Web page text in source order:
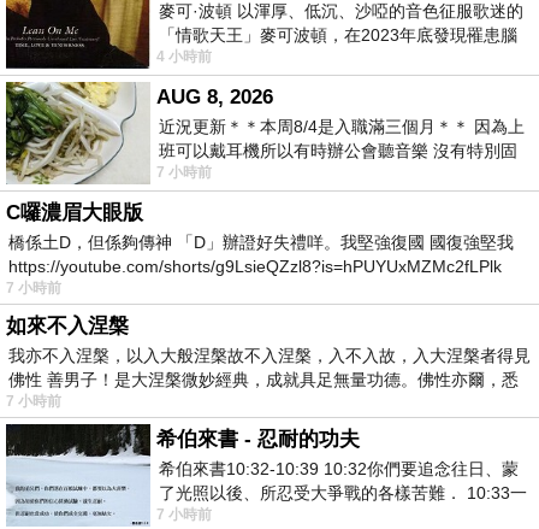
麥可·波頓 以渾厚、低沉、沙啞的音色征服歌迷的
「情歌天王」麥可波頓，在2023年底發現罹患腦
瘤「祈禱早日康復，一切都好」。
4 小時前
AUG 8, 2026
近況更新＊＊本周8/4是入職滿三個月＊＊ 因為上
班可以戴耳機所以有時辦公會聽音樂 沒有特別固
定哪天但就是一周某一天會固定聽'90
7 小時前
C囉濃眉大眼版
橋係土D，但係夠傳神 「D」辦證好失禮咩。我堅強復國 國復強堅我
https://youtube.com/shorts/g9LsieQZzl8?is=hPUYUxMZMc2fLPlk
7 小時前
如來不入涅槃
我亦不入涅槃，以入大般涅槃故不入涅槃，入不入故，入大涅槃者得見
佛性 善男子！是大涅槃微妙經典，成就具足無量功德。佛性亦爾，悉
7 小時前
希伯來書 - 忍耐的功夫
希伯來書10:32-10:39 10:32你們要追念往日、蒙
了光照以後、所忍受大爭戰的各樣苦難． 10:33一
面被毀謗、遭患難、成了戲景、叫眾人
7 小時前